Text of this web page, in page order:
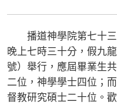
播道神學院第七十三
晚上七時三十分，假九
號）舉行，應屆畢業生
二位，神學學士四位；
督教研究碩士二十位。